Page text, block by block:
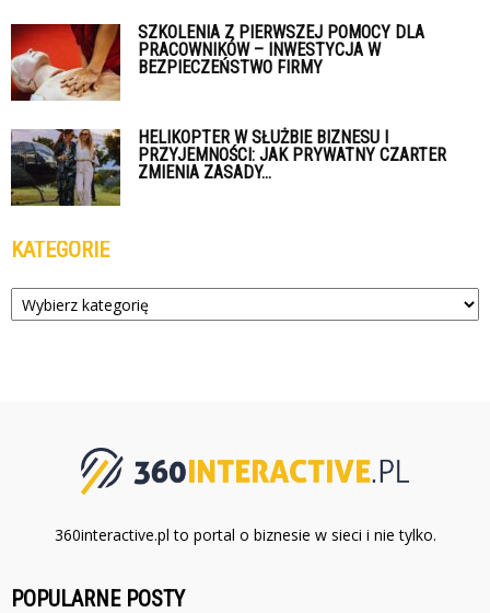
SZKOLENIA Z PIERWSZEJ POMOCY DLA
PRACOWNIKÓW – INWESTYCJA W
BEZPIECZEŃSTWO FIRMY
HELIKOPTER W SŁUŻBIE BIZNESU I
PRZYJEMNOŚCI: JAK PRYWATNY CZARTER
ZMIENIA ZASADY...
KATEGORIE
Kategorie
360interactive.pl to portal o biznesie w sieci i nie tylko.
POPULARNE POSTY